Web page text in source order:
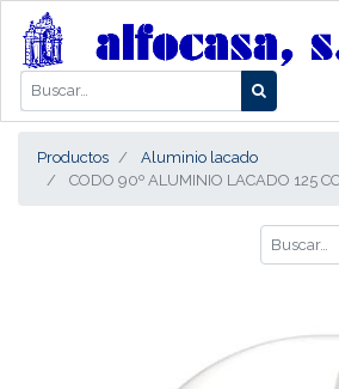
Productos
Aluminio lacado
CODO 90º ALUMINIO LACADO 125